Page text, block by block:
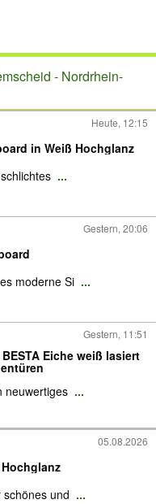
- Nordrhein-
Heute, 12:15
in Weiß Hochglanz
...
Gestern, 20:06
moderne Si ...
Gestern, 11:51
Eiche weiß lasiert
neuwertiges ...
05.08.2026
und ...